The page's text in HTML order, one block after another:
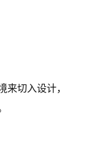
切入设计，